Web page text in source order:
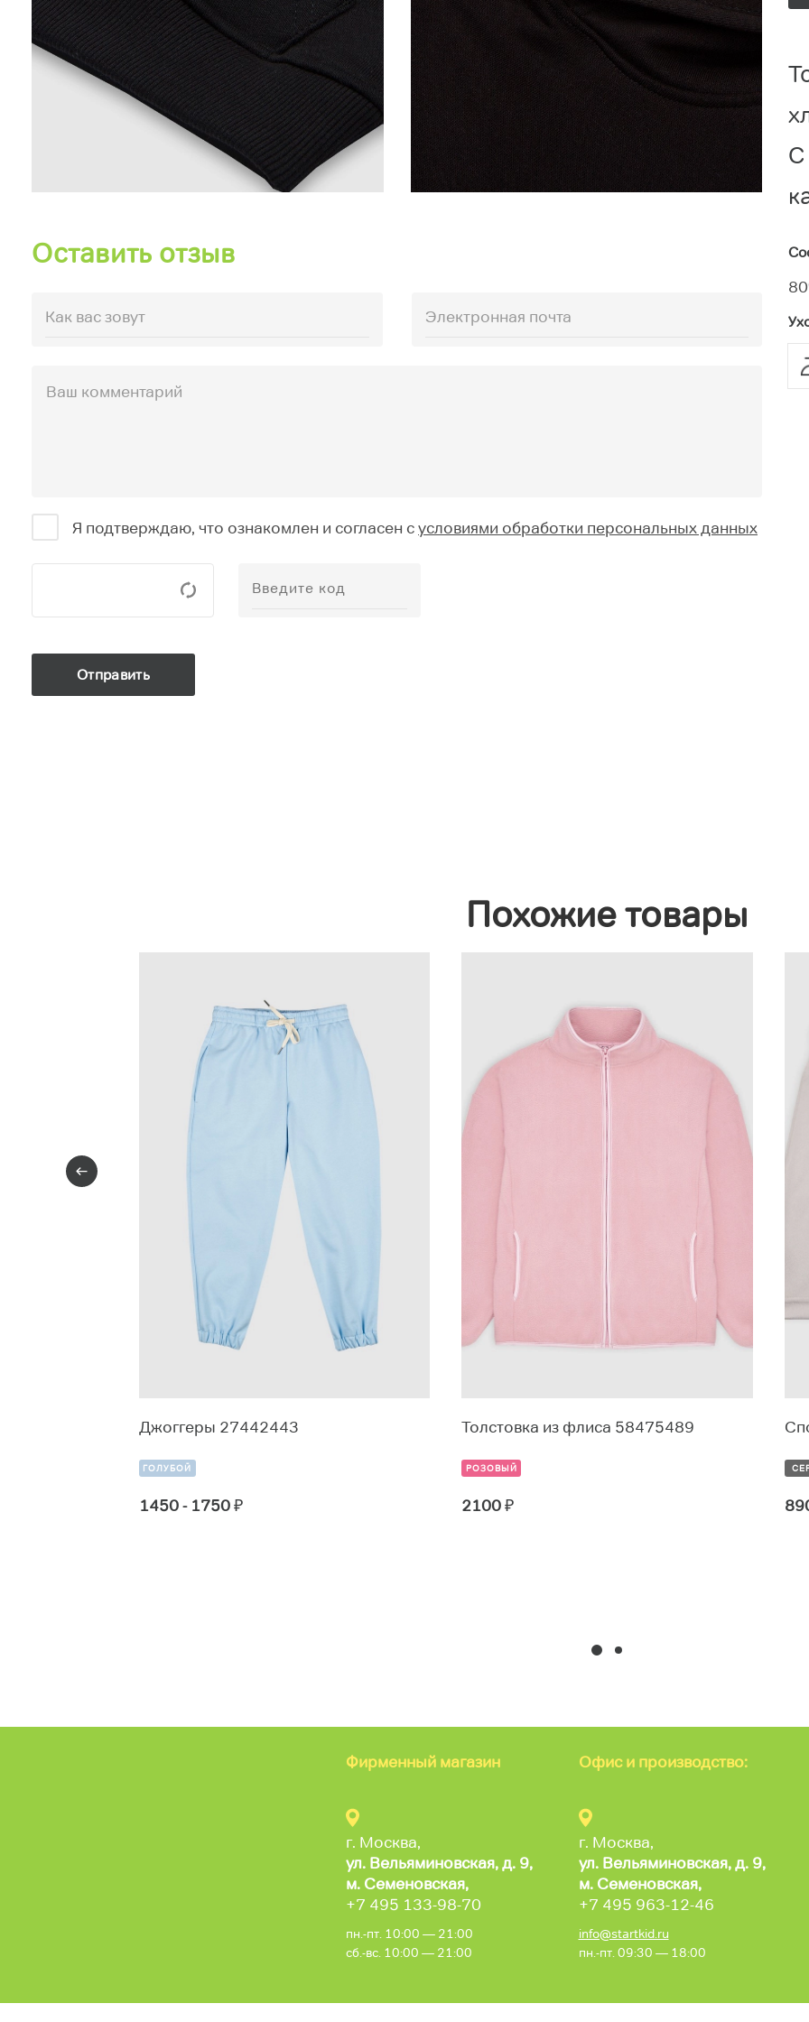
Оставить отзыв
Я подтверждаю, что ознакомлен и согласен сусловиями обработки персональных данных
С
Похожие товары
Джоггеры 27442443
ГОЛУБОЙ
1450 - 1750₽
Толстовка из флиса 58475489
РОЗОВЫЙ
2100₽
Фирменный магазин
г. Москва,
ул. Вельяминовская,д. 9,
м. Семеновская,
+7 495 133-98-70
пн.-пт. 10:00 — 21:00
сб.-вс. 10:00 — 21:00
Офис и производство:
г. Москва,
ул. Вельяминовская,д. 9,
м. Семеновская,
+7 495 963-12-46
info@startkid.ru
пн.-пт. 09:30 — 18:00